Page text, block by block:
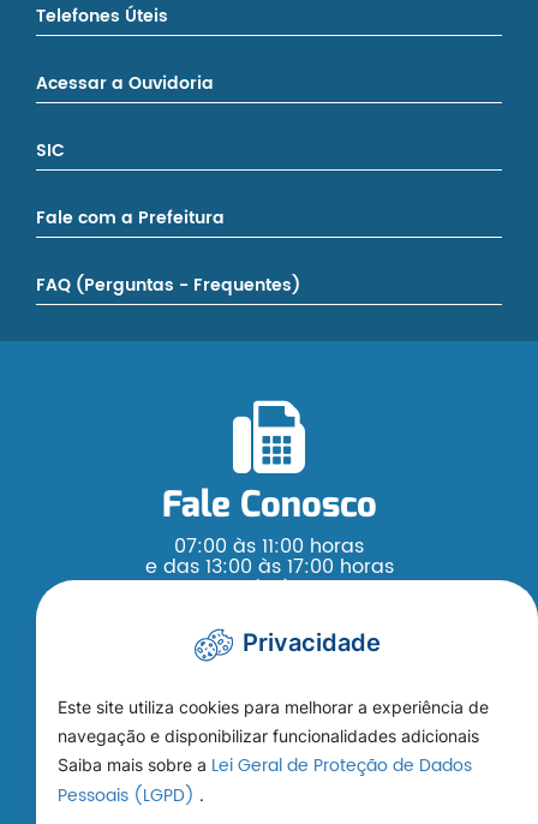
Telefones Úteis
Acessar a Ouvidoria
SIC
Fale com a Prefeitura
FAQ (Perguntas - Frequentes)
Fale Conosco
07:00 às 11:00 horas
e das 13:00 às 17:00 horas
Segunda à Sexta
(65) 3376 - 4200
Como Chegar
Privacidade
Este site utiliza cookies para melhorar a experiência de
navegação e disponibilizar funcionalidades adicionais
Saiba mais sobre a Lei Geral de Proteção de Dados
Pessoais (LGPD) .